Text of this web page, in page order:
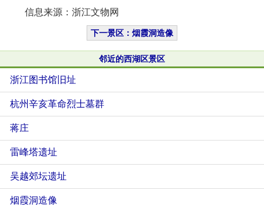
信息来源：浙江文物网
下一景区：烟霞洞造像
邻近的西湖区景区
浙江图书馆旧址
杭州辛亥革命烈士墓群
蒋庄
雷峰塔遗址
吴越郊坛遗址
烟霞洞造像